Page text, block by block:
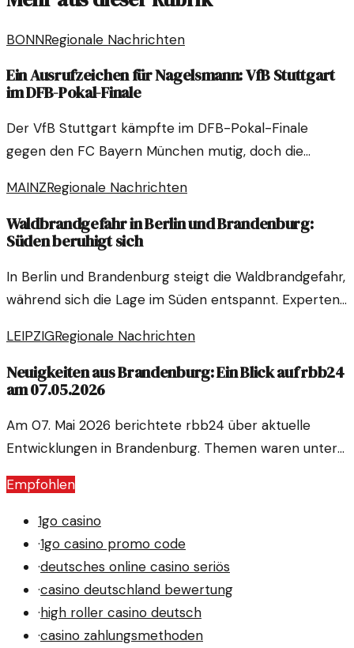
BONNRegionale Nachrichten
Ein Ausrufzeichen für Nagelsmann: VfB Stuttgart
im DFB-Pokal-Finale
Der VfB Stuttgart kämpfte im DFB-Pokal-Finale
gegen den FC Bayern München mutig, doch die
zeigen die Herausforderungen auf.
MAINZRegionale Nachrichten
Waldbrandgefahr in Berlin und Brandenburg:
Süden beruhigt sich
In Berlin und Brandenburg steigt die Waldbrandgefahr,
während sich die Lage im Süden entspannt. Experten
Prävention.
LEIPZIGRegionale Nachrichten
Neuigkeiten aus Brandenburg: Ein Blick auf rbb24
am 07.05.2026
Am 07. Mai 2026 berichtete rbb24 über aktuelle
Entwicklungen in Brandenburg. Themen waren unter
Wirtschaft.
Empfohlen
1go casino
·1go casino promo code
·deutsches online casino seriös
·casino deutschland bewertung
·high roller casino deutsch
·casino zahlungsmethoden